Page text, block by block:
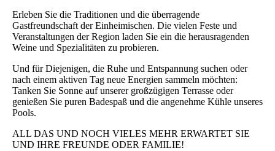
Erleben Sie die Traditionen und die überragende
Gastfreundschaft der Einheimischen. Die vielen Feste und
Veranstaltungen der Region laden Sie ein die herausragenden
Weine und Spezialitäten zu probieren.
Und für Diejenigen, die Ruhe und Entspannung suchen oder
nach einem aktiven Tag neue Energien sammeln möchten:
Tanken Sie Sonne auf unserer großzügigen Terrasse oder
genießen Sie puren Badespaß und die angenehme Kühle unseres
Pools.
ALL DAS UND NOCH VIELES MEHR ERWARTET SIE
UND IHRE FREUNDE ODER FAMILIE!